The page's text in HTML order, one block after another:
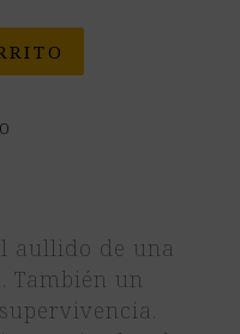
aullido de una
También un